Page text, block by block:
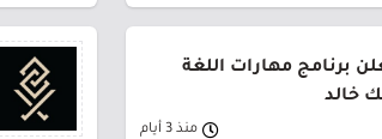
برنامج مهارات اللغة
خالد
منذ 3 أيام